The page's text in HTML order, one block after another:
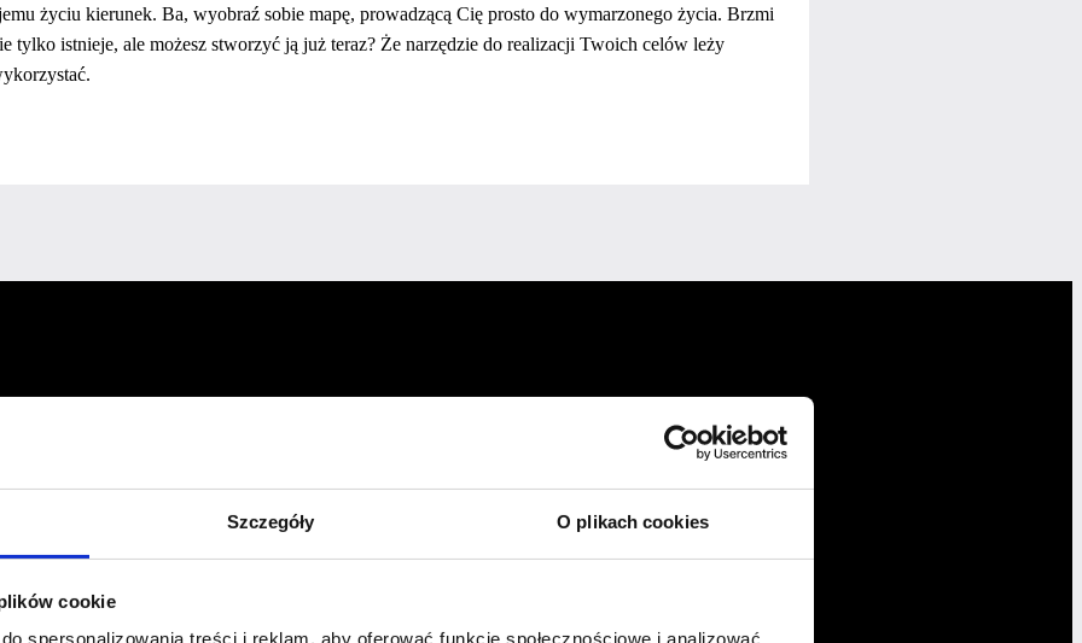
Szczegóły O plikach cookies
cookie
życiu kierunek. Ba, wyobraź sobie mapę, prowadzącą Cię prosto do wymarzonego życia. Brzmi
tylko istnieje, ale możesz stworzyć ją już teraz? Że narzędzie do realizacji Twoich celów leży
Szpilka
Profil tiktok Czerwona Szpilka
Szpilka